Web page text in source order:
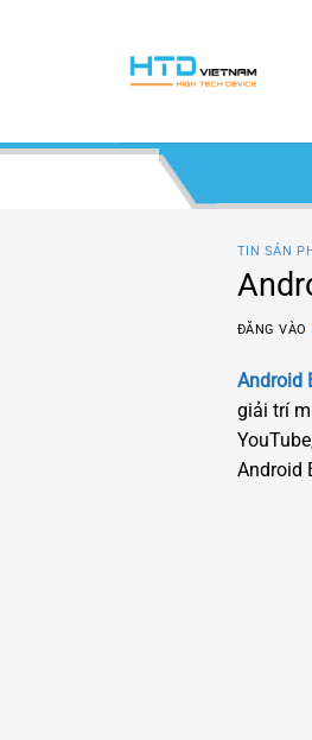
TIN SẢN
ĐĂNG VÀO
Android
giải trí
Android